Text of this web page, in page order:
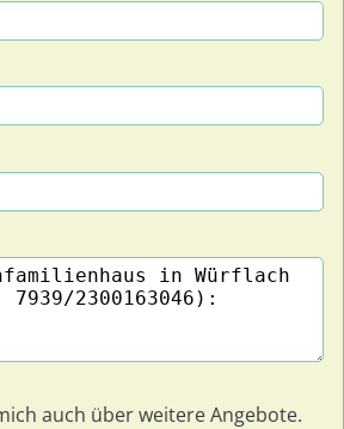
auch über weitere Angebote.